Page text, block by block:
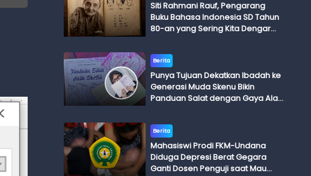
Siti Rahmani Rauf, Pengarang
Buku Bahasa Indonesia SD Tahun
80-an yang Sering Kita Dengar
Adik Budi
Berita
Punya Tujuan Dekatkan Ibadah ke
Generasi Muda Skenu Bikin
Panduan Salat dengan Gaya Ala
Berita
Mahasiswi Prodi FKM-Undana
Diduga Depresi Berat Gegara
Ganti Dosen Penguji saat Mau